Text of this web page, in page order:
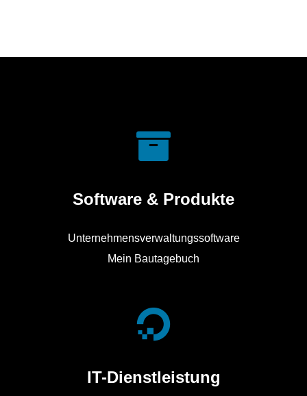
Software & Produkte
Unternehmensverwaltungssoftware
Mein Bautagebuch
IT-Dienstleistung